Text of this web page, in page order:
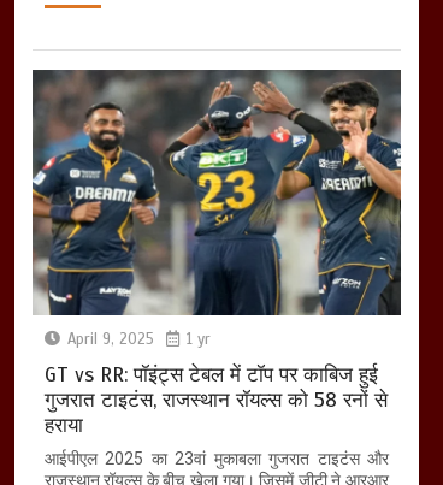
April 9, 2025 1 yr
GT vs RR: पॉइंट्स टेबल में टॉप पर काबिज हुई
गुजरात टाइटंस, राजस्थान रॉयल्स को 58 रनों से
हराया
आईपीएल 2025 का 23वां मुकाबला गुजरात टाइटंस और
राजस्थान रॉयल्स के बीच खेला गया। जिसमें जीटी ने आरआर